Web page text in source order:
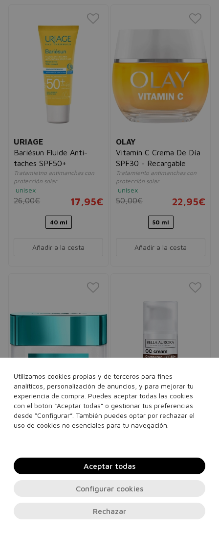
URIAGE
Bariésun Fluide Anti-
taches SPF50+
Tratamietno antimanchas con
protección solar
unisex
26,00€ 17,95€
40 ml
Añadir a la cesta
OLAY
Vitamin C Crema De Día
SPF30 - Recargable
Tratamiento antimanchas con
protección solar
unisex
50,00€ 22,95€
50 ml
Añadir a la cesta
L'ORÉAL
Crema Anti-Manchas
32,00€ 17,95€
BELLA AURORA
CC Cream
Extracubriente SPF50+
unisex
24,90€ 20,95€
30 ml
Utilizamos cookies propias y de terceros para fines
analíticos, personalización de anuncios, y para mejorar tu
experiencia de compra. Puedes aceptar todas las cookies
con el botón “Aceptar todas” o gestionar tus preferencias
desde “Configurar”. También puedes optar por rechazar el
uso de cookies no esenciales para tu navegación.
Rechazar
Configurar cookies
Aceptar todas